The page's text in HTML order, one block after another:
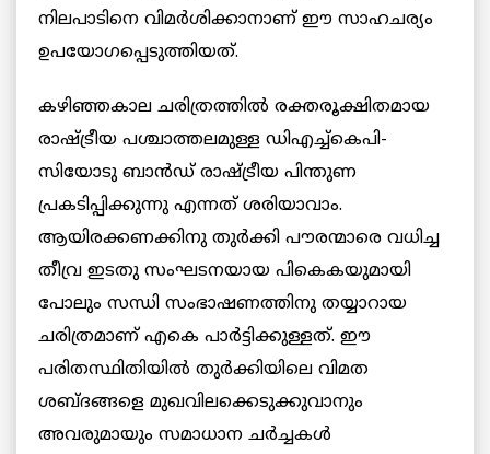
നിലപാടിനെ വിമർശിക്കാനാണ് ഈ സാഹചര്യം
ഉപയോഗപ്പെടുത്തിയത്.
കഴിഞ്ഞകാല ചരിത്രത്തിൽ രക്തരൂക്ഷിതമായ
രാഷ്ട്രീയ പശ്ചാത്തലമുള്ള ഡിഎച്ച്കെപി-
സിയോടു ബാൻഡ് രാഷ്ട്രീയ പിന്തുണ
പ്രകടിപ്പിക്കുന്നു എന്നത് ശരിയാവാം.
ആയിരക്കണക്കിനു തുർക്കി പൗരന്മാരെ വധിച്ച
തീവ്ര ഇടതു സംഘടനയായ പികെകയുമായി
പോലും സന്ധി സംഭാഷണത്തിനു തയ്യാറായ
ചരിത്രമാണ് എകെ പാർട്ടിക്കുള്ളത്. ഈ
പരിതസ്ഥിതിയിൽ തുർക്കിയിലെ വിമത
ശബ്ദങ്ങളെ മുഖവിലക്കെടുക്കുവാനും
അവരുമായും സമാധാന ചർച്ചകൾ